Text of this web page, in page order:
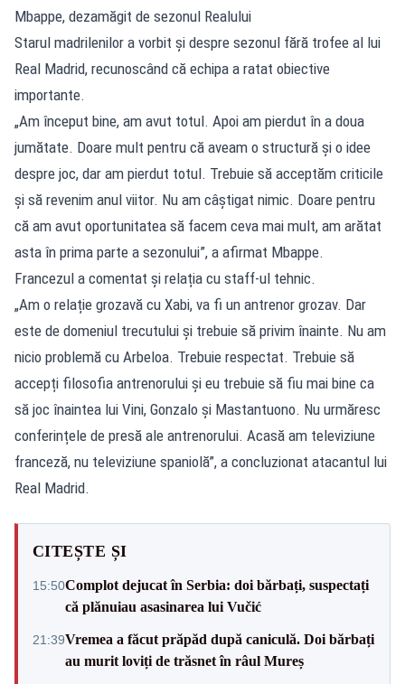
Mbappe, dezamăgit de sezonul Realului
Starul madrilenilor a vorbit și despre sezonul fără trofee al lui
Real Madrid, recunoscând că echipa a ratat obiective
importante.
„Am început bine, am avut totul. Apoi am pierdut în a doua
jumătate. Doare mult pentru că aveam o structură și o idee
despre joc, dar am pierdut totul. Trebuie să acceptăm criticile
și să revenim anul viitor. Nu am câștigat nimic. Doare pentru
că am avut oportunitatea să facem ceva mai mult, am arătat
asta în prima parte a sezonului”, a afirmat Mbappe.
Francezul a comentat și relația cu staff-ul tehnic.
„Am o relație grozavă cu Xabi, va fi un antrenor grozav. Dar
este de domeniul trecutului și trebuie să privim înainte. Nu am
nicio problemă cu Arbeloa. Trebuie respectat. Trebuie să
accepți filosofia antrenorului și eu trebuie să fiu mai bine ca
să joc înaintea lui Vini, Gonzalo și Mastantuono. Nu urmăresc
conferințele de presă ale antrenorului. Acasă am televiziune
franceză, nu televiziune spaniolă”, a concluzionat atacantul lui
Real Madrid.
CITEȘTE ȘI
15:50Complot dejucat în Serbia: doi bărbați, suspectați
că plănuiau asasinarea lui Vučić
21:39Vremea a făcut prăpăd după caniculă. Doi bărbați
au murit loviți de trăsnet în râul Mureș